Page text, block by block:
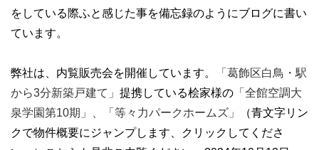
をしている際ふと感じた事を備忘録のようにブログに書い
ています。
弊社は、内覧販売会を開催しています。
「葛飾区白鳥・駅
から3分新築戸建て」 提携している桧家様の 「全館空調大
泉学園第10期」、
「等々力パークホームズ」
（青文字リン
クで物件概要にジャンプします、クリックしてくださ